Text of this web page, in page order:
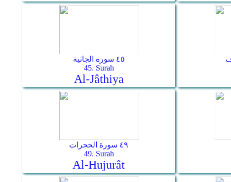
٤٥ سورة الجاثية
45. Surah
Al-Jâthiya
٤٩ سورة الحجرات
49. Surah
Al-Hujurât